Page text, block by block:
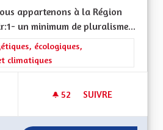
appartenons à la Région
un minimum de pluralisme...
la catégorie : Les transitions
écologiques,
climatiques
52 52 ABONNÉS
SUIVRE